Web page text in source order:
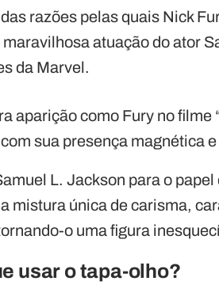
razões pelas quais Nick
atuação do ator
da Marvel.
aparição como Fury no filme
sua presença magnética
L. Jackson para o
mistura única de carisma,
o uma figura
usar o tapa-olho?